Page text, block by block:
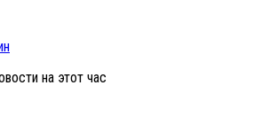
на этот час